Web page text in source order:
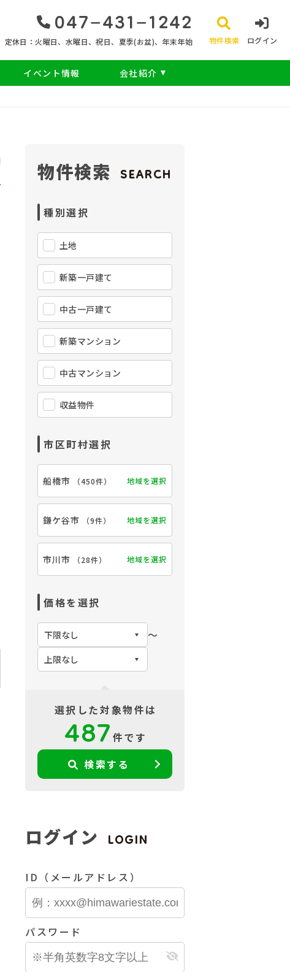
047‐431‐1242
定休日：火曜日、水曜日、祝日、夏季(お盆)、年末年始 物件検索 ログイン
イベント情報 会社紹介
物件検索 SEARCH
種別選択
土地
新築一戸建て
中古一戸建て
新築マンション
中古マンション
収益物件
市区町村選択
船橋市 （450件） 地域を選択
鎌ケ谷市 （9件） 地域を選択
市川市 （28件） 地域を選択
価格を選択
〜
選択した対象物件は
487件です
検索する
ログイン LOGIN
ID（メールアドレス）
パスワード